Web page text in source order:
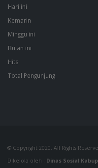
Hari ini
Kemarin
Minggu ini
Bulan ini
Hits
Total Pengunjung
© Copyright 2020. All Rights
Dikelola oleh : Dinas Sosial